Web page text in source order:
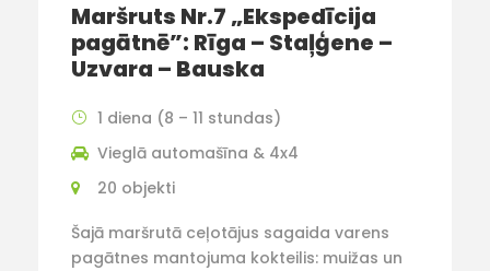
Maršruts Nr.7 „Ekspedīcija
pagātnē”: Rīga – Staļģene –
Uzvara – Bauska
1 diena (8 – 11 stundas)
Vieglā automašīna & 4x4
20 objekti
Šajā maršrutā ceļotājus sagaida varens
pagātnes mantojuma kokteilis: muižas un